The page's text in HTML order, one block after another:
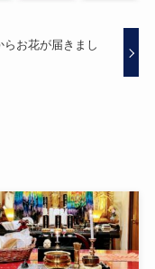
らお花が届きまし